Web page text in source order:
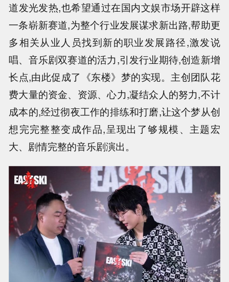
道发光发热,也希望通过在国内文娱市场开辟这样
一条崭新赛道,为整个行业发展谋求新出路,帮助更
多相关从业人员找到新的职业发展路径,激发说
唱、音乐剧双赛道的活力,引发行业期待,创造新增
长点,由此促成了《东楼》梦的实现。主创团队花
费大量的资金、资源、心力,凝结众人的努力,不计
成本的,经过彻夜工作的排练和打磨,让这个梦从创
想完完整整变成作品,呈现出了够规模、主题宏
大、剧情完整的音乐剧演出。